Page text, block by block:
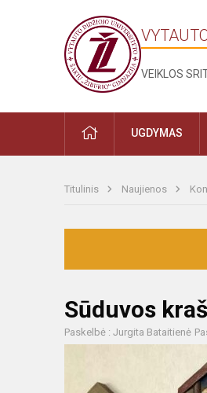
VEIKLOS
UGDYMAS
Titulinis Naujienos
Sūduvos
Paskelbė : Jurgita Bataitienė